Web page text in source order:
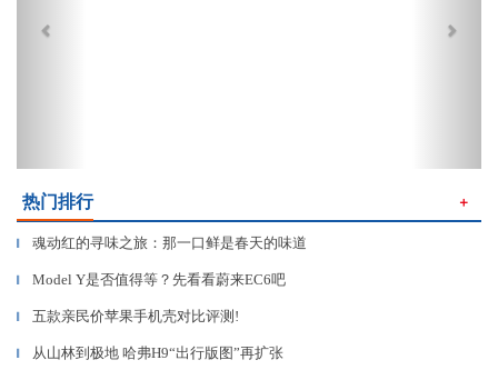
热门排行 ＋
▎ 魂动红的寻味之旅：那一口鲜是春天的味道
▎ Model Y是否值得等？先看看蔚来EC6吧
▎ 五款亲民价苹果手机壳对比评测!
▎ 从山林到极地 哈弗H9“出行版图”再扩张